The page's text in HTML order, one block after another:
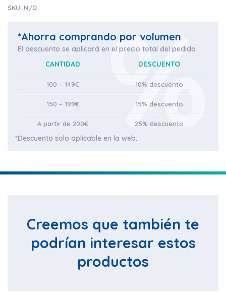
SKU: N/D
*Ahorra comprando por volumen
El descuento se aplicará en el precio total del pedido
CANTIDAD
DESCUENTO
100 – 149€ 10% descuento
150 – 199€ 15% descuento
A partir de 200€ 25% descuento
*Descuento solo aplicable en la web.
Creemos que también te
podrían interesar estos
productos